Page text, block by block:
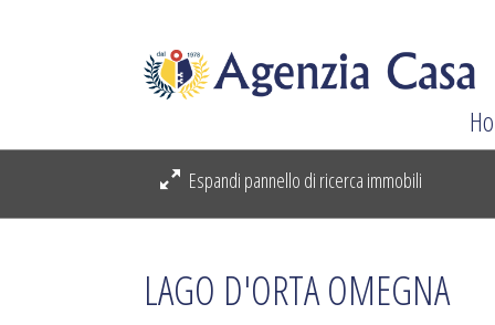
Espandi pannello di ricerca immobili
LAGO D'ORTA OMEGNA